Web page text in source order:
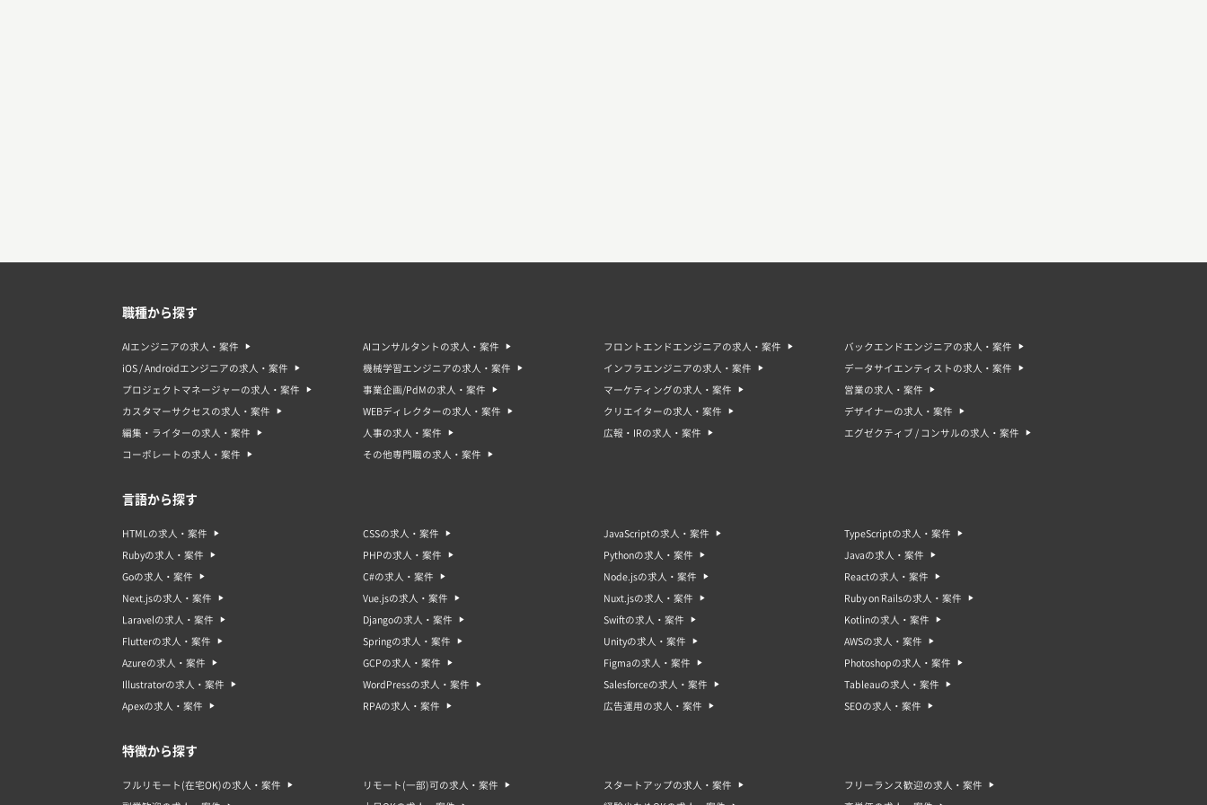
職種から探す
AIエンジニアの求人・案件 AIコンサルタントの求人・案件 フロントエンドエンジニアの求人・案件 バックエンドエンジニアの求人・案件
iOS / Androidエンジニアの求人・案件 機械学習エンジニアの求人・案件 インフラエンジニアの求人・案件 データサイエンティストの求人・案件
プロジェクトマネージャーの求人・案件 事業企画/PdMの求人・案件 マーケティングの求人・案件 営業の求人・案件
カスタマーサクセスの求人・案件 WEBディレクターの求人・案件 クリエイターの求人・案件 デザイナーの求人・案件
編集・ライターの求人・案件 人事の求人・案件 広報・IRの求人・案件 エグゼクティブ / コンサルの求人・案件
コーポレートの求人・案件 その他専門職の求人・案件
言語から探す
HTMLの求人・案件 CSSの求人・案件 JavaScriptの求人・案件 TypeScriptの求人・案件
Rubyの求人・案件 PHPの求人・案件 Pythonの求人・案件 Javaの求人・案件
Goの求人・案件 C#の求人・案件 Node.jsの求人・案件 Reactの求人・案件
Next.jsの求人・案件 Vue.jsの求人・案件 Nuxt.jsの求人・案件 Ruby on Railsの求人・案件
Laravelの求人・案件 Djangoの求人・案件 Swiftの求人・案件 Kotlinの求人・案件
Flutterの求人・案件 Springの求人・案件 Unityの求人・案件 AWSの求人・案件
Azureの求人・案件 GCPの求人・案件 Figmaの求人・案件 Photoshopの求人・案件
Illustratorの求人・案件 WordPressの求人・案件 Salesforceの求人・案件 Tableauの求人・案件
Apexの求人・案件 RPAの求人・案件 広告運用の求人・案件 SEOの求人・案件
特徴から探す
フルリモート(在宅OK)の求人・案件 リモート(一部)可の求人・案件 スタートアップの求人・案件 フリーランス歓迎の求人・案件